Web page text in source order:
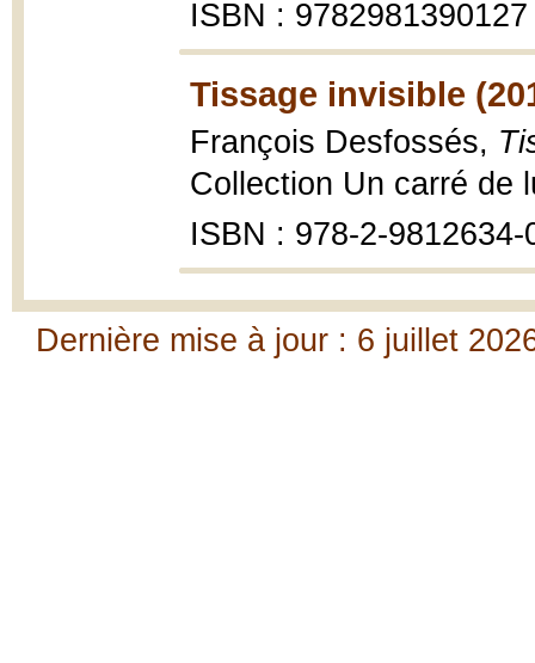
ISBN : 9782981390127
Tissage invisible
François Desfossés,
Collection Un carré de
ISBN : 978-2-9812634-
Dernière mise à jour : 6 juillet